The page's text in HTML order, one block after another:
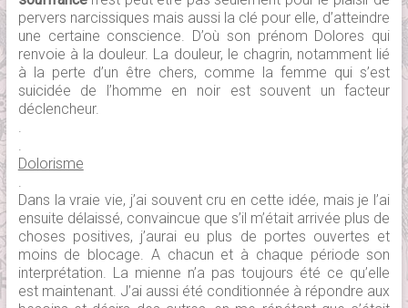
pervers narcissiques mais aussi la clé pour elle, d’atteindre
une certaine conscience. D’où son prénom Dolores qui
renvoie à la douleur. La douleur, le chagrin, notamment lié
à la perte d’un être chers, comme la femme qui s’est
suicidée de l’homme en noir est souvent un facteur
déclencheur.
.
.
Dolorisme
.
Dans la vraie vie, j’ai souvent cru en cette idée, mais je l’ai
ensuite délaissé, convaincue que s’il m’était arrivée plus de
choses positives, j’aurai eu plus de portes ouvertes et
moins de blocage. A chacun et à chaque période son
interprétation. La mienne n’a pas toujours été ce qu’elle
est maintenant. J’ai aussi été conditionnée à répondre aux